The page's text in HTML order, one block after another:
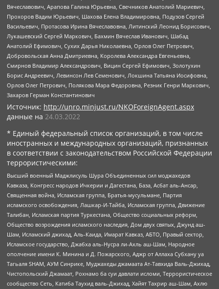
Вячеславович, Арапова Галина Юрьевна, Свечников Анатолий Мариевич,
Прохоров Вадим Юрьевич, Шахова Елена Владимировна, Подузов Сергей
Васильевич, Протасова Ирина Вячеславовна, Литинский Леонид Борисович,
Лукашевский Сергей Маркович, Бахмин Вячеслав Иванович, Шабад
Анатолий Ефимович, Сухих Дарья Николаевна, Орлов Олег Петрович,
Добровольская Анна Дмитриевна, Королева Александра Евгеньевна,
Смирнов Владимир Александрович, Вицин Сергей Ефимович, Золотухин
Борис Андреевич, Левинсон Лев Семенович, Локшина Татьяна Иосифовна,
Орлов Олег Петрович, Полякова Мара Федоровна, Резник Генри Маркович,
Захаров Герман Константинович
Источник: http://unro.minjust.ru/NKOForeignAgent.aspx
данные на 24.03.2022
* Единый федеральный список организаций, в том числе
иностранных и международных организаций, признанных
в соответствии с законодательством Российской Федерации
террористическими:
Высший военный Маджлисуль Шура Объединенных сил моджахедов
Кавказа, Конгресс народов Ичкерии и Дагестана, База, Асбат аль-Ансар,
Священная война, Исламская группа, Братья-мусульмане, Партия
исламского освобождения, Лашкар-И-Тайба, Исламская группа, Движение
Талибан, Исламская партия Туркестана, Общество социальных реформ,
Общество возрождения исламского наследия, Дом двух святых, Джунд аш-
Шам, Исламский джихад, Аль-Каида, Имарат Кавказ, АБТО, Правый сектор,
Исламское государство, Джабха аль-Нусра ли-Ахль аш-Шам, Народное
ополчение имени К. Минина и Д. Пожарского, Аджр от Аллаха Субхану уа
Тагьаля SHAM, АУМ Синрике, Муджахеды джамаата Ат-Тавхида Валь-Джихад,
Чистопольский Джамаат, Рохнамо ба суи давлати исломи, Террористическое
сообщество Сеть, Катиба Таухид валь-Джихад, Хайят Тахрир аш-Шам, Ахлю